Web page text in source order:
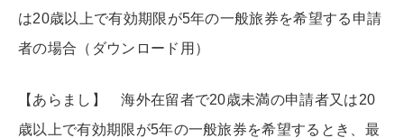
は20歳以上で有効期限が5年の一般旅券を希望する申請
者の場合（ダウンロード用）
【あらまし】 海外在留者で20歳未満の申請者又は20
歳以上で有効期限が5年の一般旅券を希望するとき、最